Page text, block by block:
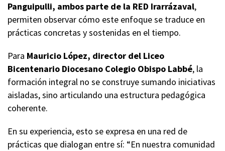
Panguipulli, ambos parte de la RED Irarrázaval,
permiten observar cómo este enfoque se traduce en
prácticas concretas y sostenidas en el tiempo.
Para Mauricio López, director del Liceo
Bicentenario Diocesano Colegio Obispo Labbé, la
formación integral no se construye sumando iniciativas
aisladas, sino articulando una estructura pedagógica
coherente.
En su experiencia, esto se expresa en una red de
prácticas que dialogan entre sí: “En nuestra comunidad